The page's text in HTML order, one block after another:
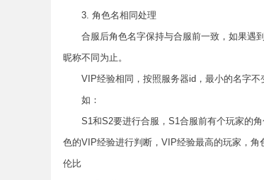
3. 角色名相同处理
合服后角色名字保持与合服前一致，如果遇到
昵称不同为止。
VIP经验相同，按照服务器id，最小的名字不
如：
S1和S2要进行合服，S1合服前有个玩家的角
色的VIP经验进行判断，VIP经验最高的玩家，
伦比